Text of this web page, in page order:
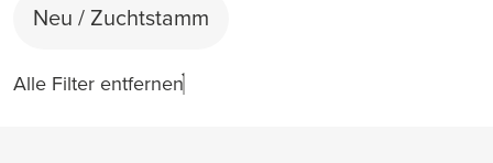
Neu / Zuchtstamm
Alle Filter entfernen